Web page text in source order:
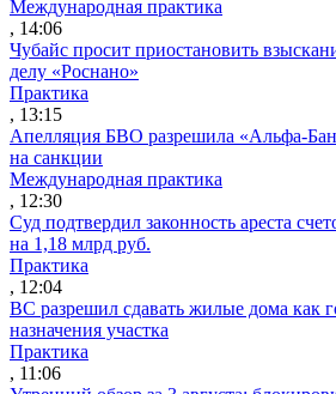
Международная практика
, 14:06
Чубайс просит приостановить
делу «Роснано»
Практика
, 13:15
Апелляция БВО разрешила «Альфа-
на санкции
Международная практика
, 12:30
Суд подтвердил законность ареста
на 1,18 млрд руб.
Практика
, 12:04
ВС разрешил сдавать жилые дома как
назначения участка
Практика
, 11:06